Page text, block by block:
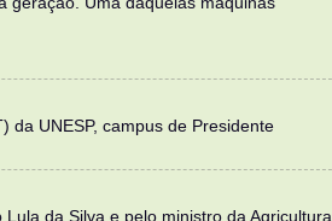
da UNESP, campus de Presidente
da Silva e pelo ministro da Agricultura,